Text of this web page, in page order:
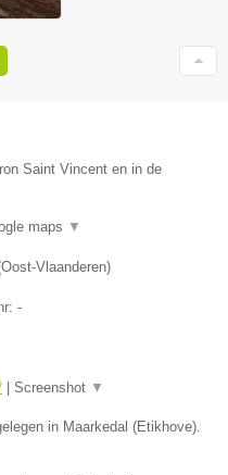
Saint Vincent en in de
maps ▼
Oost-Vlaanderen)
-
Screenshot ▼
in Maarkedal (Etikhove).